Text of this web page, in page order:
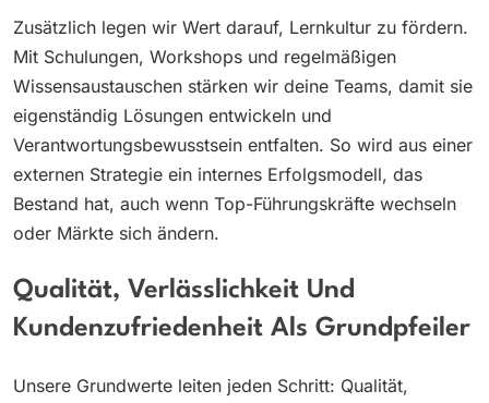
Zusätzlich legen wir Wert darauf, Lernkultur zu fördern.
Mit Schulungen, Workshops und regelmäßigen
Wissensaustauschen stärken wir deine Teams, damit sie
eigenständig Lösungen entwickeln und
Verantwortungsbewusstsein entfalten. So wird aus einer
externen Strategie ein internes Erfolgsmodell, das
Bestand hat, auch wenn Top-Führungskräfte wechseln
oder Märkte sich ändern.
Qualität, Verlässlichkeit Und
Kundenzufriedenheit Als Grundpfeiler
Unsere Grundwerte leiten jeden Schritt: Qualität,